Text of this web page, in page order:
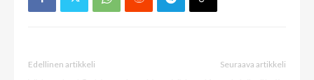
Edellinen artikkeli Seuraava artikkeli